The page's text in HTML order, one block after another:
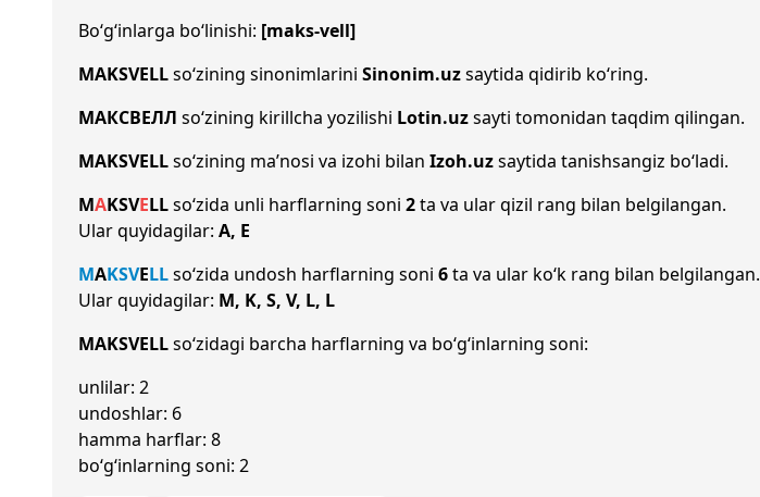
Bo‘g‘inlarga bo‘linishi: [maks-vell]
MAKSVELLso‘zining sinonimlarini Sinonim.uzsaytida qidirib ko‘ring.
МАКСВЕЛЛ so‘zining kirillcha yozilishi Lotin.uzsayti tomonidan taqdim qilingan.
MAKSVELLso‘zining ma’nosi va izohi bilan Izoh.uzsaytida tanishsangiz bo‘ladi.
MAKSVELLso‘zida unli harflarning soni 2ta va ular qizil rang bilan belgilangan.
Ular quyidagilar: A, E
MAKSVELLso‘zida undosh harflarning soni 6ta va ular ko‘k rang bilan belgilangan.
Ular quyidagilar: M, K, S, V, L, L
MAKSVELLso‘zidagi barcha harflarning va bo‘g‘inlarning soni:
unlilar: 2
undoshlar: 6
hamma harflar: 8
bo‘g‘inlarning soni: 2